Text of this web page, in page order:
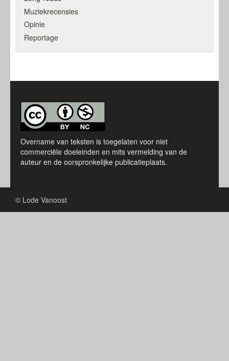
Muziekrecensies
Opinie
Reportage
Overname van teksten is toegelaten voor niet
commerciële doeleinden en mits vermelding van de
auteur en de oorspronkelijke publicatieplaats.
© Lode Vanoost